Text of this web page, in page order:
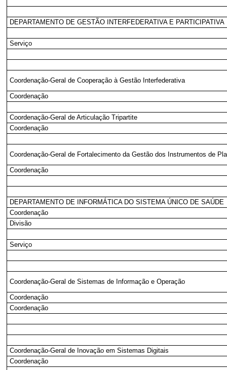
DEPARTAMENTO DE GESTÃO INTERFEDERATIVA E PARTICIPATIVA
Serviço
Coordenação-Geral de Cooperação à Gestão Interfederativa
Coordenação
Coordenação-Geral de Articulação Tripartite
Coordenação
Coordenação-Geral de Fortalecimento da Gestão dos Instrumentos de
Coordenação
DEPARTAMENTO DE INFORMÁTICA DO SISTEMA ÚNICO DE SAÚDE
Coordenação
Divisão
Serviço
Coordenação-Geral de Sistemas de Informação e Operação
Coordenação
Coordenação
Coordenação-Geral de Inovação em Sistemas Digitais
Coordenação